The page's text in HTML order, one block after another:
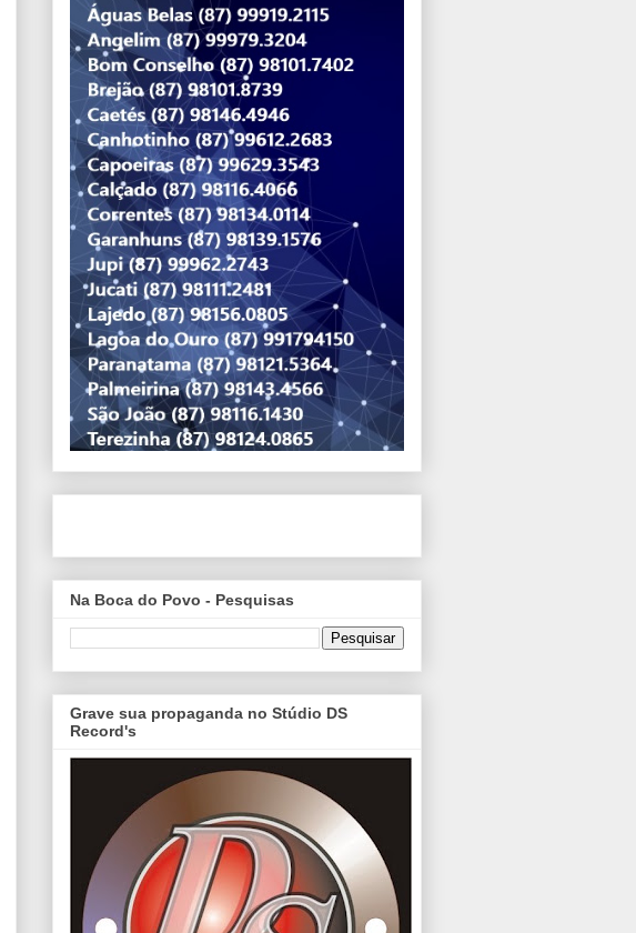
Na Boca do Povo - Pesquisas
Grave sua propaganda no Stúdio DS
Record's